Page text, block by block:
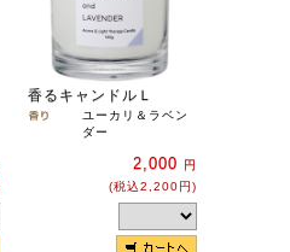
香るキャンドルＬ
ユーカリ＆ラベン
ダー
2,000
円
(税込2,200円)